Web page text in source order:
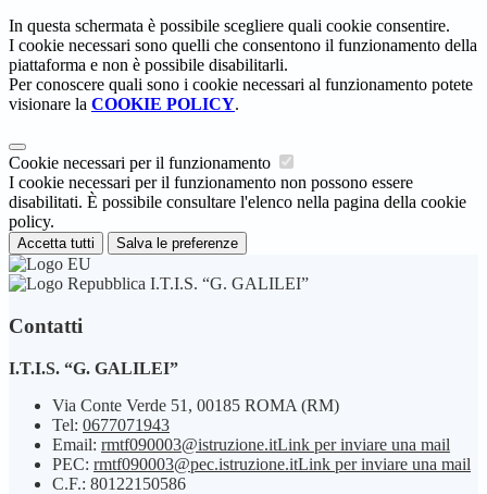
In questa schermata è possibile scegliere quali cookie consentire.
I cookie necessari sono quelli che consentono il funzionamento della
piattaforma e non è possibile disabilitarli.
Per conoscere quali sono i cookie necessari al funzionamento potete
visionare la COOKIE POLICY.
Cookie necessari per il funzionamento
I cookie necessari per il funzionamento non possono essere
disabilitati. È possibile consultare l'elenco nella pagina della cookie
policy.
Accetta tutti Salva le preferenze
I.T.I.S. “G. GALILEI”
Contatti
I.T.I.S. “G. GALILEI”
Via Conte Verde 51, 00185 ROMA (RM)
Tel: 0677071943
Email: rmtf090003@istruzione.itLink per inviare una mail
PEC: rmtf090003@pec.istruzione.itLink per inviare una mail
C.F.: 80122150586